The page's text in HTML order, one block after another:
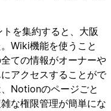
を集約すると、大阪
Wiki機能を使うこと
ての情報がオーナーや
アクセスすることがで
Notionのページごと
な権限管理が簡単にな